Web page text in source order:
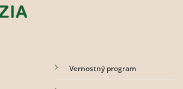
Vernostný program